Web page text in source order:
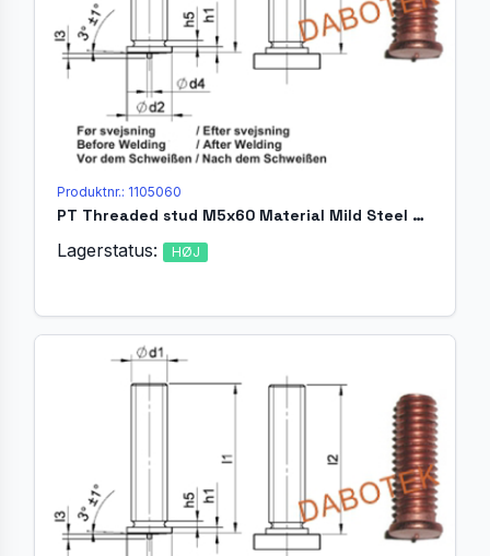
Produktnr.: 1105060
PT Threaded stud M5x60 Material Mild Steel 4.8 acc. EN ISO 13918
Lagerstatus: HØJ